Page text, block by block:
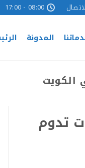
08:00 - 17:00
المدونة
الكويت
تدوم